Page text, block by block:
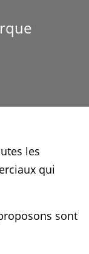
les
qui
sont